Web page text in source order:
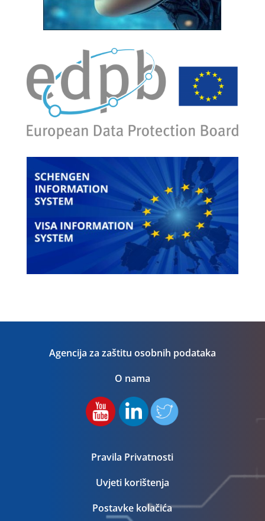
Agencija za zaštitu osobnih podataka
O nama
Pravila Privatnosti
Uvjeti korištenja
Postavke kolačića